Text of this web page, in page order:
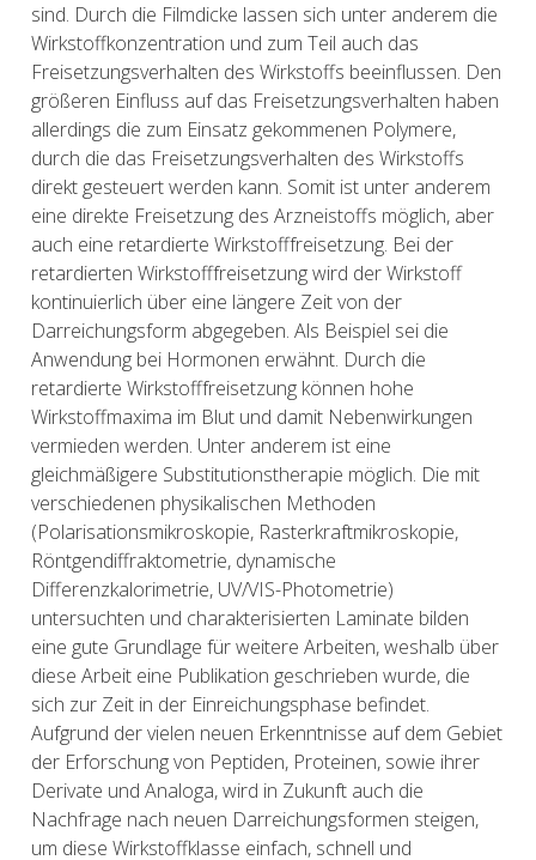
sind. Durch die Filmdicke lassen sich unter anderem die
Wirkstoffkonzentration und zum Teil auch das
Freisetzungsverhalten des Wirkstoffs beeinflussen. Den
größeren Einfluss auf das Freisetzungsverhalten haben
allerdings die zum Einsatz gekommenen Polymere,
durch die das Freisetzungsverhalten des Wirkstoffs
direkt gesteuert werden kann. Somit ist unter anderem
eine direkte Freisetzung des Arzneistoffs möglich, aber
auch eine retardierte Wirkstofffreisetzung. Bei der
retardierten Wirkstofffreisetzung wird der Wirkstoff
kontinuierlich über eine längere Zeit von der
Darreichungsform abgegeben. Als Beispiel sei die
Anwendung bei Hormonen erwähnt. Durch die
retardierte Wirkstofffreisetzung können hohe
Wirkstoffmaxima im Blut und damit Nebenwirkungen
vermieden werden. Unter anderem ist eine
gleichmäßigere Substitutionstherapie möglich. Die mit
verschiedenen physikalischen Methoden
(Polarisationsmikroskopie, Rasterkraftmikroskopie,
Röntgendiffraktometrie, dynamische
Differenzkalorimetrie, UV/VIS-Photometrie)
untersuchten und charakterisierten Laminate bilden
eine gute Grundlage für weitere Arbeiten, weshalb über
diese Arbeit eine Publikation geschrieben wurde, die
sich zur Zeit in der Einreichungsphase befindet.
Aufgrund der vielen neuen Erkenntnisse auf dem Gebiet
der Erforschung von Peptiden, Proteinen, sowie ihrer
Derivate und Analoga, wird in Zukunft auch die
Nachfrage nach neuen Darreichungsformen steigen,
um diese Wirkstoffklasse einfach, schnell und